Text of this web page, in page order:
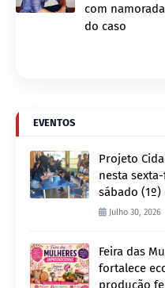
com
do caso
EVENTOS
Projeto
nesta
sábado
Julho 30, 2026
Feira das
fortalece